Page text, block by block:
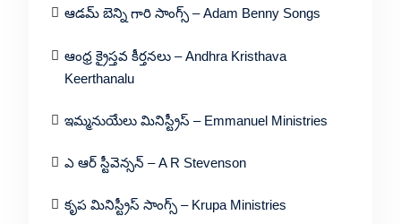
ఆడమ్ బెన్ని గారి సాంగ్స్ – Adam Benny Songs
ఆంధ్ర క్రైస్తవ కీర్తనలు – Andhra Kristhava
Keerthanalu
ఇమ్మనుయేలు మినిస్ట్రీస్ – Emmanuel Ministries
ఎ ఆర్ స్టీవెన్సన్ – A R Stevenson
కృప మినిస్ట్రీస్ సాంగ్స్ – Krupa Ministries